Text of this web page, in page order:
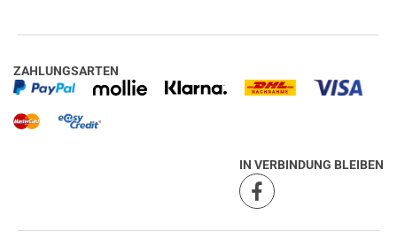
ZAHLUNGSARTEN
IN VERBINDUNG BLEIBEN